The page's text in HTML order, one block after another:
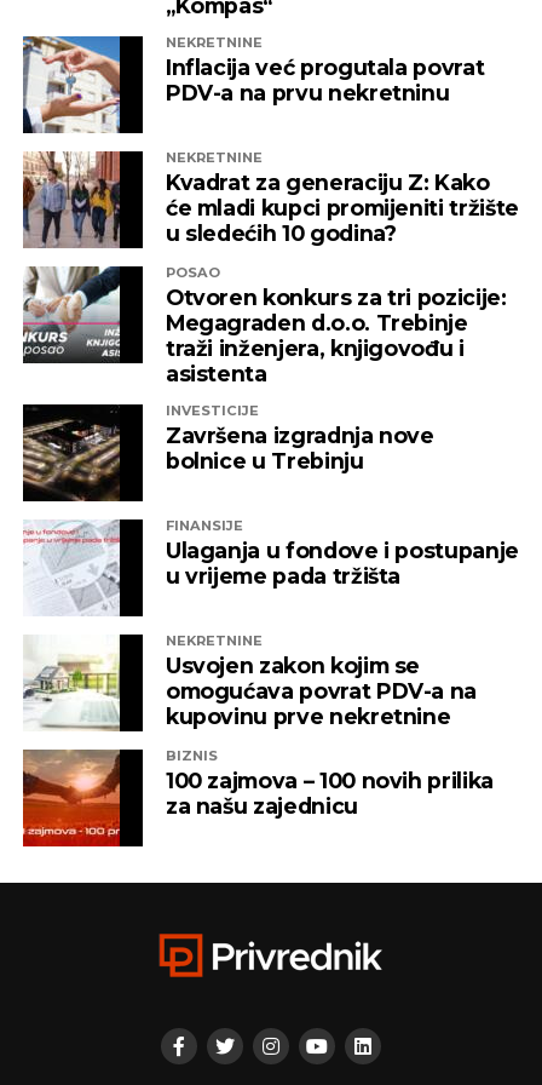
„Kompas“
NEKRETNINE
Inflacija već progutala povrat
PDV-a na prvu nekretninu
NEKRETNINE
Kvadrat za generaciju Z: Kako
će mladi kupci promijeniti tržište
u sledećih 10 godina?
POSAO
Otvoren konkurs za tri pozicije:
Megagraden d.o.o. Trebinje
traži inženjera, knjigovođu i
asistenta
INVESTICIJE
Završena izgradnja nove
bolnice u Trebinju
FINANSIJE
Ulaganja u fondove i postupanje
u vrijeme pada tržišta
NEKRETNINE
Usvojen zakon kojim se
omogućava povrat PDV-a na
kupovinu prve nekretnine
BIZNIS
100 zajmova – 100 novih prilika
za našu zajednicu